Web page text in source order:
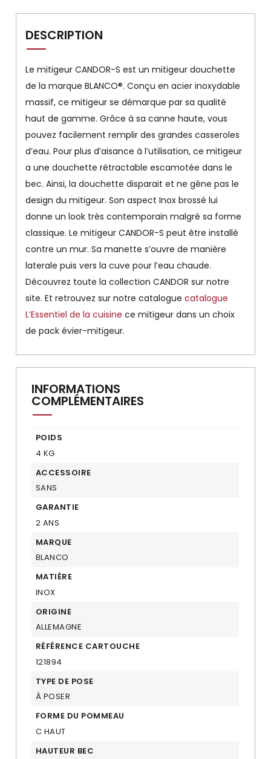
DESCRIPTION
Le mitigeur CANDOR-S est un mitigeur douchette
de la marque BLANCO®. Conçu en acier inoxydable
massif, ce mitigeur se démarque par sa qualité
haut de gamme. Grâce à sa canne haute, vous
pouvez facilement remplir des grandes casseroles
d’eau. Pour plus d’aisance à l’utilisation, ce mitigeur
a une douchette rétractable escamotée dans le
bec. Ainsi, la douchette disparait et ne gêne pas le
design du mitigeur. Son aspect Inox brossé lui
donne un look très contemporain malgré sa forme
classique. Le mitigeur CANDOR-S peut être installé
contre un mur. Sa manette s’ouvre de manière
laterale puis vers la cuve pour l’eau chaude.
Découvrez toute la collection CANDOR sur notre
site. Et retrouvez sur notre cataloguecatalogue
L’Essentiel de la cuisine ce mitigeur dans un choix
de pack évier-mitigeur.
INFORMATIONS
COMPLÉMENTAIRES
POIDS
4 KG
ACCESSOIRE
SANS
GARANTIE
2 ANS
MARQUE
BLANCO
MATIÈRE
INOX
ORIGINE
ALLEMAGNE
RÉFÉRENCE CARTOUCHE
121894
TYPE DE POSE
À POSER
FORME DU POMMEAU
C HAUT
HAUTEUR BEC